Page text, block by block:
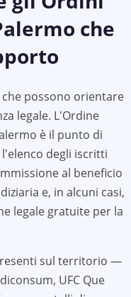
che
possono orientare
legale. L'Ordine
è il punto di
degli iscritti
al beneficio
e, in alcuni casi,
legale gratuite per la
sul territorio —
UFC Que